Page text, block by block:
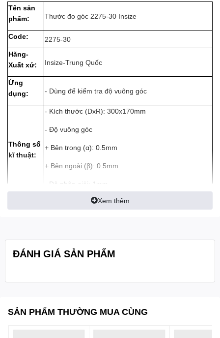
Tên sản
phẩm:
Thước đo góc 2275-30 Insize
Code: 2275-30
Hãng-
Xuất xứ:
Insize-Trung Quốc
Ứng
dụng:
- Dùng để kiểm tra độ vuông góc
Thông số
kĩ thuật:
- Kích thước (DxR): 300x170mm
- Độ vuông góc
+ Bên trong (α): 0.5mm
+ Bên ngoài (β): 0.5mm
- Độ phân giải: 1mm
- Chất liệu: thước đo thép không gỉ, đế nhôm
Xem thêm
ĐÁNH GIÁ SẢN PHẨM
SẢN PHẨM THƯỜNG MUA CÙNG